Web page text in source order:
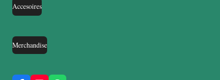
Accesoires
Merchandise